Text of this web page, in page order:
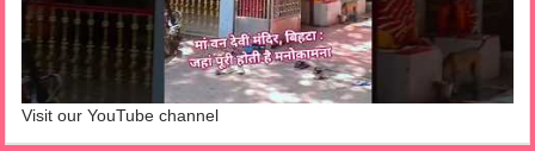
Visit our YouTube channel